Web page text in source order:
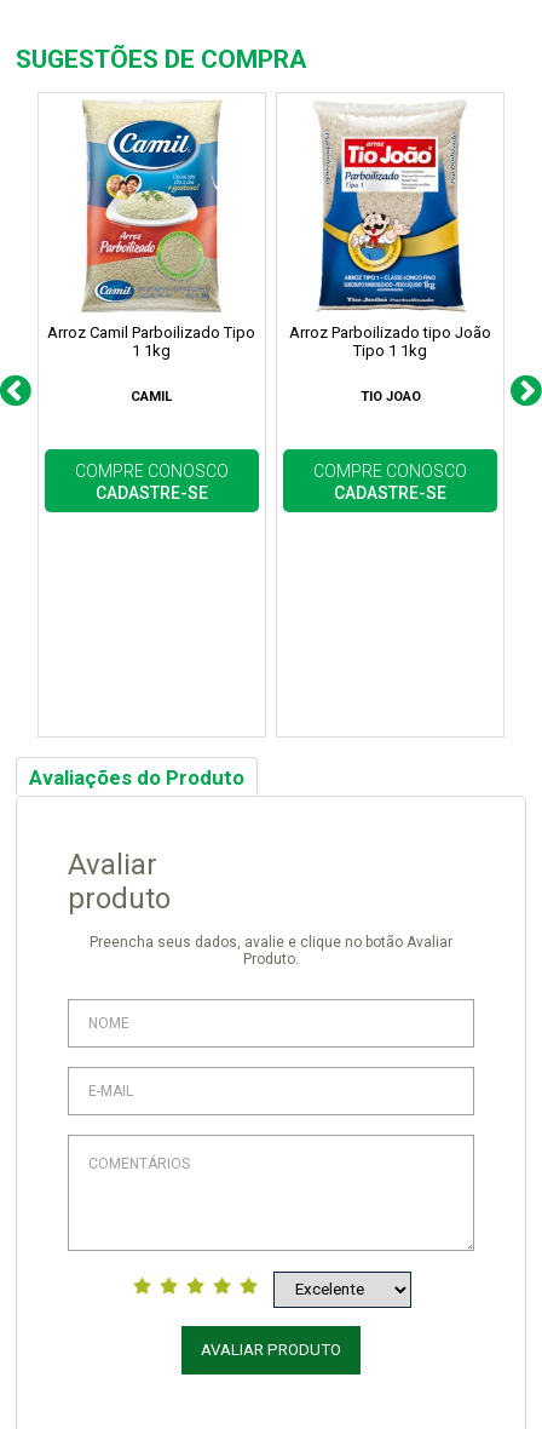
SUGESTÕES DE COMPRA
Arroz Camil Parboilizado Tipo
1 1kg
CAMIL
COMPRE CONOSCO
CADASTRE-SE
Arroz Parboilizado tipo João
Tipo 1 1kg
TIO JOAO
COMPRE CONOSCO
CADASTRE-SE
Avaliações do Produto
Avaliar
produto
Preencha seus dados, avalie e clique no botão Avaliar
Produto.
AVALIAR PRODUTO